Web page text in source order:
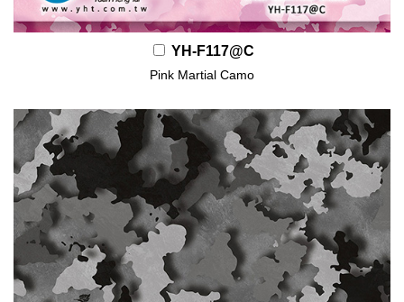
YH-F117@C
Pink Martial Camo